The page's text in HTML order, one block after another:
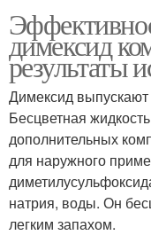
димексид
результаты
Димексид
Бесцветная
дополнительных
для наружного
натрия, воды. Он
легким запахом.